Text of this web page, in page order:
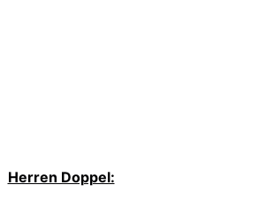
Herren Doppel: